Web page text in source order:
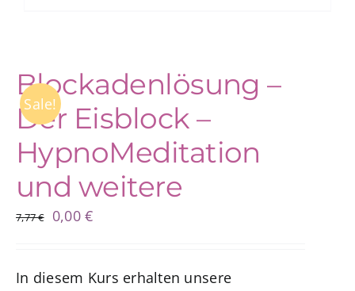
Sale!
Blockadenlösung –
Der Eisblock –
HypnoMeditation
und weitere
7,77€
Ursprünglicher
7,77 €
0,00€Aktueller
0,00 €.
In diesem Kurs erhalten unsere